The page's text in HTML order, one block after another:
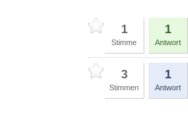
1
Stimme
1
Antwort
3
Stimmen
1
Antwort